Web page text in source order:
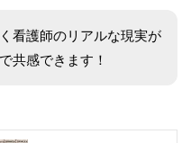
看護師のリアルな現実が
共感できます！